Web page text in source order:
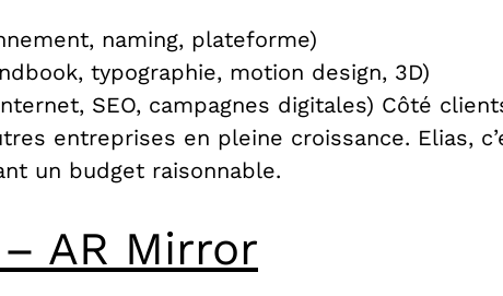
naming, plateforme)
typographie, motion design, 3D)
SEO, campagnes digitales) Côté
entreprises en pleine croissance. Elias,
un budget raisonnable.
AR Mirror